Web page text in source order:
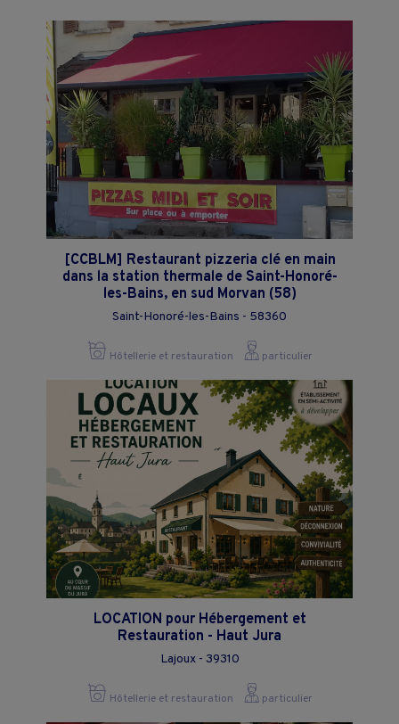
[CCBLM] Restaurant pizzeria clé en main
dans la station thermale de Saint-Honoré-
les-Bains, en sud Morvan (58)
Saint-Honoré-les-Bains - 58360
Hôtellerie et restauration particulier
LOCATION pour Hébergement et
Restauration - Haut Jura
Lajoux - 39310
Hôtellerie et restauration particulier